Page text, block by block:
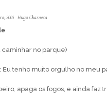
2003 Hugo Charneca
caminhar no parque)
Eu tenho muito orgulho no meu
apaga os fogos, e ainda faz